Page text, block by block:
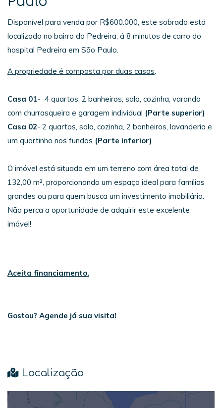
Disponível para venda por R$600.000, este sobrado está
localizado no bairro da Pedreira, á 8 minutos de carro do
hospital Pedreira em São Paulo.
A propriedade é composta por duas casas
Casa 01- 4 quartos, 2 banheiros, sala, cozinha, varanda
com churrasqueira e garagem individual (Parte superior)
Casa 02- 2 quartos, sala, cozinha, 2 banheiros, lavanderia e
um quartinho nos fundos (Parte inferior)
O imóvel está situado em um terreno com área total de
132,00 m², proporcionando um espaço ideal para famílias
grandes ou para quem busca um investimento imobiliário.
Não perca a oportunidade de adquirir este excelente
imóvel!
Aceita financiamento.
Gostou? Agende já sua visita!
Localização